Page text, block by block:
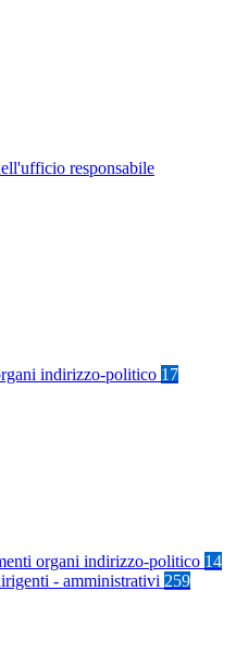
responsabile
indirizzo-politico 17
organi indirizzo-politico 14
- amministrativi 259